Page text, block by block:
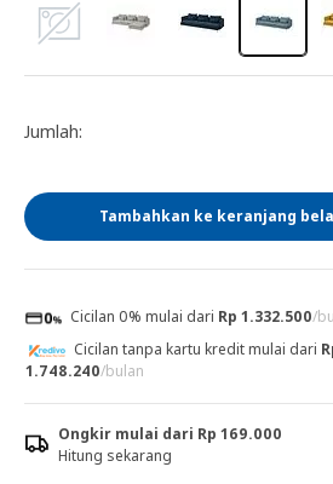
Jumlah:
Tambahkan ke keranjang
Cicilan 0% mulai dari Rp 1.332.500/
Cicilan tanpa kartu kredit mulai dari
1.748.240/bulan
Ongkir mulai dari Rp 169.000
Hitung sekarang